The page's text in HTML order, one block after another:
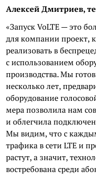
Алексей Дмитриев,
«Запуск VoLTE — это
для компании проект,
реализовать в
с использованием
производства. Мы
несколько лет,
оборудование
мера позволила нам
и облегчила
Мы видим, что с
трафика в сети LTE и
растут, а значит,
востребована среди